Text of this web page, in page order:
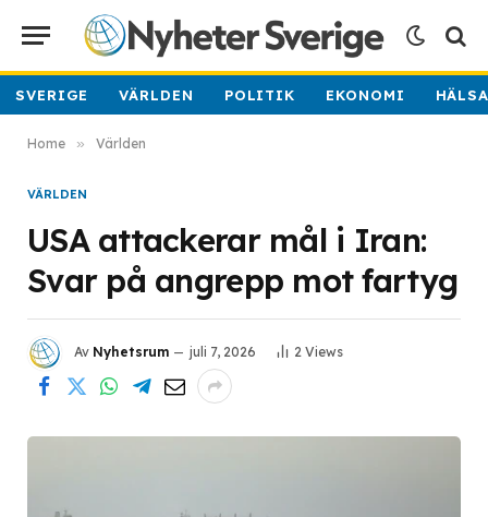
SVERIGE VÄRLDEN POLITIK EKONOMI
Home » Världen
VÄRLDEN
USA attackerar mål i Iran:
Svar på angrepp mot fartyg
Av Nyhetsrum juli 7, 2026 2 Views